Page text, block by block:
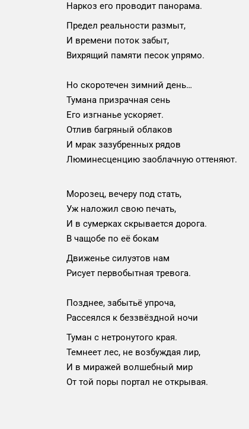
Наркоз его проводит панорама.
Предел реальности размыт,
И времени поток забыт,
Вихрящий памяти песок упрямо.
Но скоротечен зимний день…
Тумана призрачная сень
Его изгнанье ускоряет.
Отлив багряный облаков
И мрак зазубренных рядов
Люминесценцию заоблачную оттеняют.
Морозец, вечеру под стать,
Уж наложил свою печать,
И в сумерках скрывается дорога.
В чащобе по её бокам
Движенье силуэтов нам
Рисует первобытная тревога.
Позднее, забытьё упроча,
Рассеялся к беззвёздной ночи
Туман с нетронутого края.
Темнеет лес, не возбуждая лир,
И в миражей волшебный мир
От той поры портал не открывая.